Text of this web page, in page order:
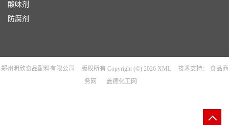
酸味剂
防腐剂
郑州明欣食品配料有限公司 版权所有 Copyright (©) 2026 XML 技术支持：
食品商
务网
盖德化工网